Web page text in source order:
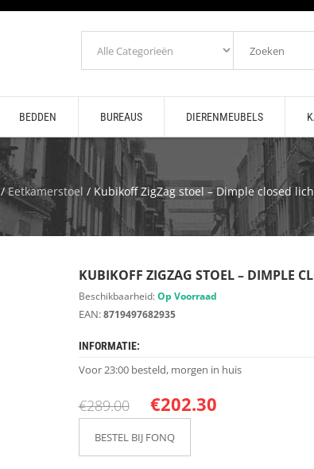
BEDDEN BUREAUS DIERENMEUBELS
/Eetkamerstoel / Kubikoff ZigZag stoel – Dimple closed
KUBIKOFF ZIGZAG STOEL – DIMPLE
Beschikbaarheid:Op Voorraad
EAN:8719497682935
INFORMATIE:
Voor 23:00 besteld, morgen in huis
€289.00 €202.30
BESTEL BIJ FONQ